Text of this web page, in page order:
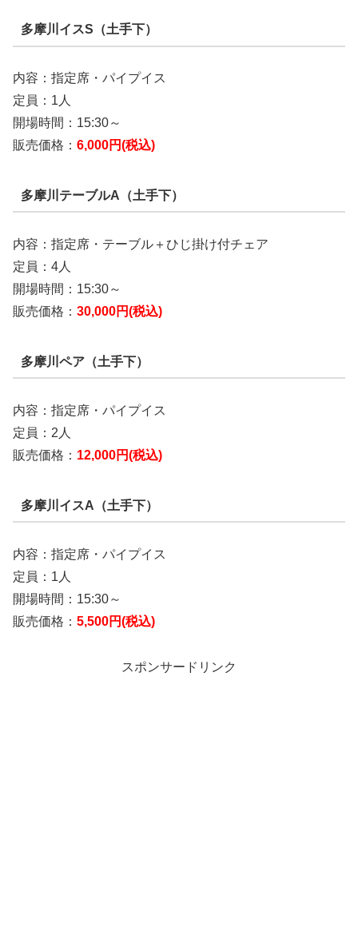
多摩川イスS（土手下）
内容：指定席・パイプイス
定員：1人
開場時間：15:30～
販売価格： 6,000円(税込)
多摩川テーブルA（土手下）
内容：指定席・テーブル＋ひじ掛け付チェア
定員：4人
開場時間：15:30～
販売価格： 30,000円(税込)
多摩川ペア（土手下）
内容：指定席・パイプイス
定員：2人
販売価格： 12,000円(税込)
多摩川イスA（土手下）
内容：指定席・パイプイス
定員：1人
開場時間：15:30～
販売価格： 5,500円(税込)
スポンサードリンク